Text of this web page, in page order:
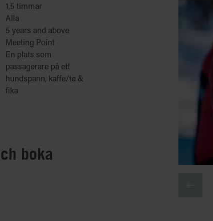
1,5 timmar
Alla
5 years and above
Meeting Point
En plats som
passagerare på ett
hundspann, kaffe/te &
fika
boka